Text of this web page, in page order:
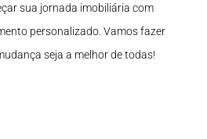
sua jornada imobiliária com
personalizado. Vamos fazer
seja a melhor de todas!